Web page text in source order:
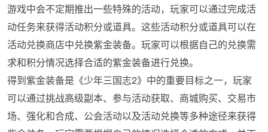
游戏中会不定期推出一些特殊的活动，玩家可以通过完成活
动任务来获得活动积分或道具。这些活动积分或道具可以在
活动兑换商店中兑换紫金装备。玩家可以根据自己的兑换需
求和积分情况选择合适的紫金装备进行兑换。
得到紫金装备是《少年三国志2》中的重要目标之一，玩家
可以通过挑战高级副本、参与活动获取、商城购买、交易市
场、强化和合成、公会活动以及活动兑换等多种途径来获得